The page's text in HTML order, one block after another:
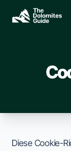
Skip to main content
SEARCH
Diese Cookie-